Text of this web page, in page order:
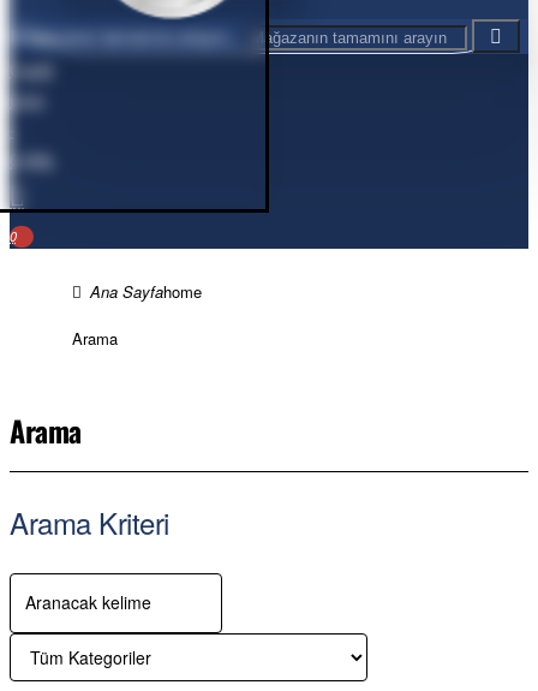
Mağazanın tamamını arayın...
Cart0
ürün
0,00₺
0
home
Arama
Arama
Arama Kriteri